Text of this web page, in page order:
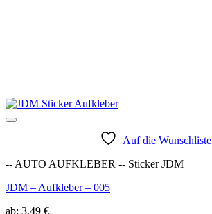
Auf die Wunschliste
-- AUTO AUFKLEBER -- Sticker JDM
JDM – Aufkleber – 005
ab: 3,49 €